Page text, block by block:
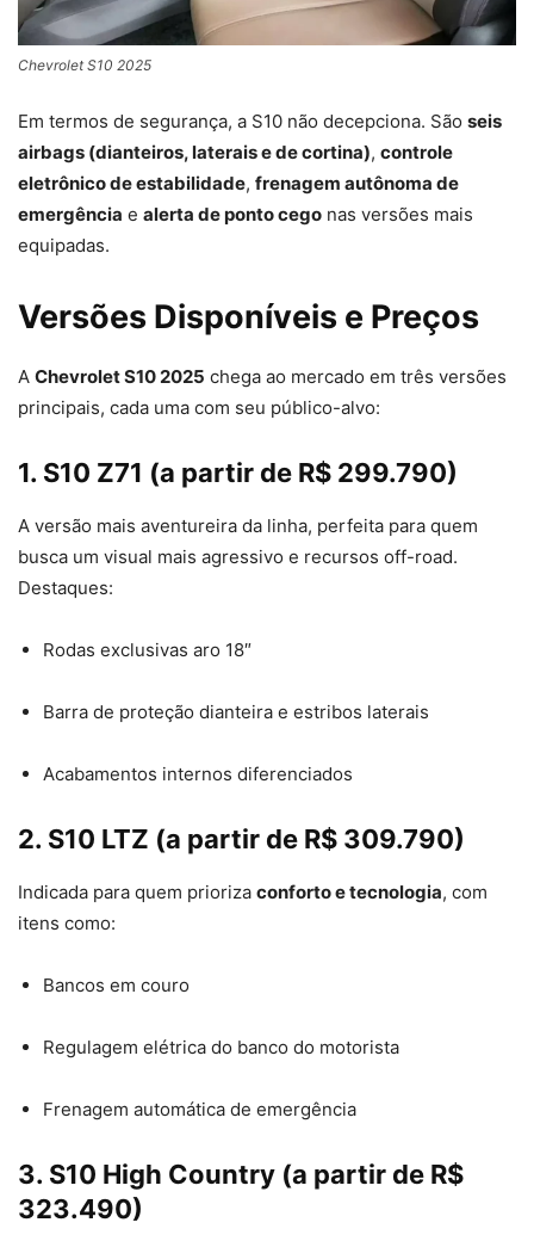
Chevrolet S10 2025
Em termos de segurança, a S10 não decepciona. São seis
airbags (dianteiros, laterais e de cortina), controle
eletrônico de estabilidade, frenagem autônoma de
emergência e alerta de ponto cego nas versões mais
equipadas.
Versões Disponíveis e Preços
A Chevrolet S10 2025 chega ao mercado em três versões
principais, cada uma com seu público-alvo:
1. S10 Z71 (a partir de R$ 299.790)
A versão mais aventureira da linha, perfeita para quem
busca um visual mais agressivo e recursos off-road.
Destaques:
Rodas exclusivas aro 18″
Barra de proteção dianteira e estribos laterais
Acabamentos internos diferenciados
2. S10 LTZ (a partir de R$ 309.790)
Indicada para quem prioriza conforto e tecnologia, com
itens como:
Bancos em couro
Regulagem elétrica do banco do motorista
Frenagem automática de emergência
3. S10 High Country (a partir de R$
323.490)